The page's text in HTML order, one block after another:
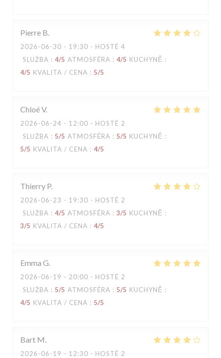
Pierre B
2026-06-30 - 19:30 - HOSTÉ 4
SLUŽBA : 4/5 ATMOSFÉRA : 4/5 KUCHYNĚ :
4/5 KVALITA / CENA : 5/5
ChloéV
2026-06-24 - 12:00 - HOSTÉ 2
SLUŽBA : 5/5 ATMOSFÉRA : 5/5 KUCHYNĚ :
5/5 KVALITA / CENA : 4/5
Thierry P
2026-06-23 - 19:30 - HOSTÉ 2
SLUŽBA : 4/5 ATMOSFÉRA : 3/5 KUCHYNĚ :
3/5 KVALITA / CENA : 4/5
Emma G
2026-06-19 - 20:00 - HOSTÉ 2
SLUŽBA : 5/5 ATMOSFÉRA : 5/5 KUCHYNĚ :
4/5 KVALITA / CENA : 5/5
Bart M
2026-06-19 - 12:30 - HOSTÉ 2